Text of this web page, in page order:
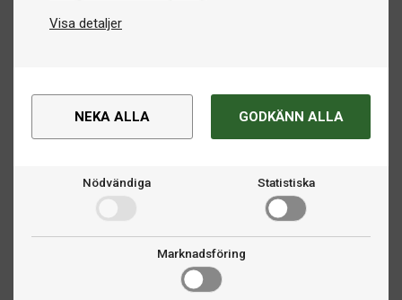
Visa detaljer
NEKA ALLA GODKÄNN ALLA
Nödvändiga Statistiska
Marknadsföring